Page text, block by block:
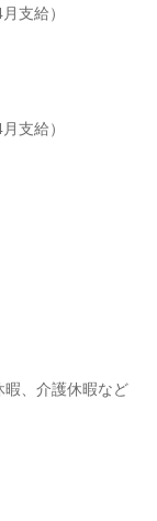
支給）
支給）
暇、介護休暇など